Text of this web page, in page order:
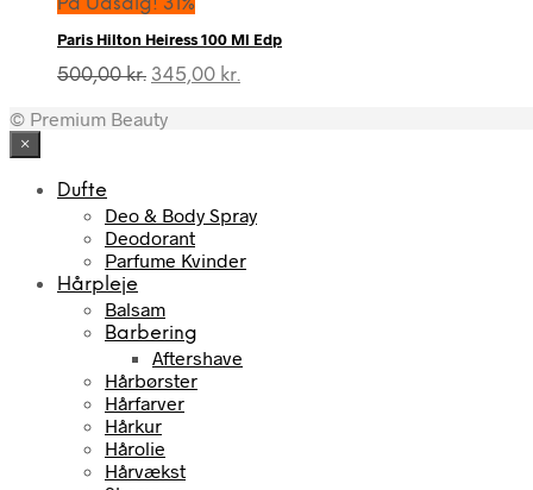
790,00 kr..349,00 kr..
På Udsalg! 31%
Paris Hilton Heiress 100 Ml Edp
500,00kr. Den
pris
345,00 kr.
© Premium Beauty
×
Dufte
Deo & Body Spray
Deodorant
Parfume Kvinder
Hårpleje
Balsam
Barbering
Aftershave
Hårbørster
Hårfarver
Hårkur
Hårolie
Hårvækst